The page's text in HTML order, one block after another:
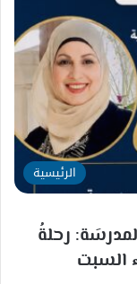
الرئيسية
رحلةُ
السبت